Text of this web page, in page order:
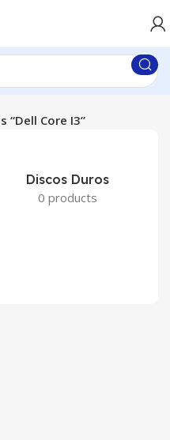
Core I3”
Discos Duros
0 products